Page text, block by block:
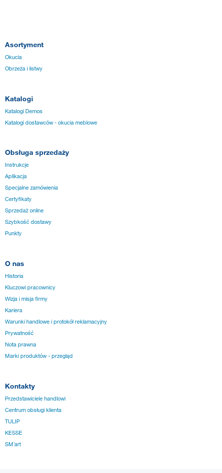
Asortyment
Okucia
Obrzeża i listwy
Katalogi
Katalogi Demos
Katalogi dostawców - okucia meblowe
Obsługa sprzedaży
Instrukcje
Aplikacja
Specjalne zamówienia
Certyfikaty
Sprzedaż online
Szybkość dostawy
Punkty
O nas
Historia
Kluczowi pracownicy
Wizja i misja firmy
Kariera
Warunki handlowe i protokół reklamacyjny
Prywatność
Nota prawna
Marki produktów - przegląd
Kontakty
Przedstawiciele handlowi
Centrum obsługi klienta
TULIP
KESSE
SM´art